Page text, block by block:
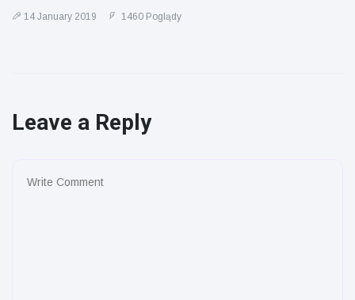
14 January 2019 1460 Poglądy
Leave a Reply